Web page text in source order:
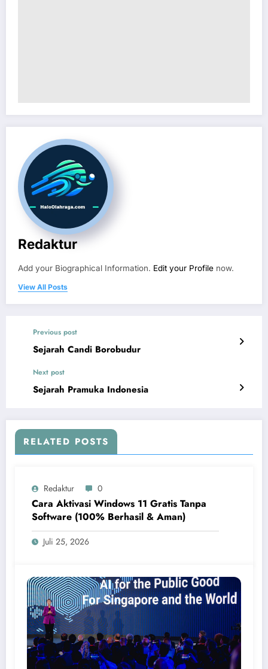
Redaktur
Add your Biographical Information. Edit your Profile now.
View All Posts
Previous post
Sejarah Candi Borobudur
Next post
Sejarah Pramuka Indonesia
RELATED POSTS
Redaktur 0
Cara Aktivasi Windows 11 Gratis Tanpa
Software (100% Berhasil & Aman)
Juli 25, 2026